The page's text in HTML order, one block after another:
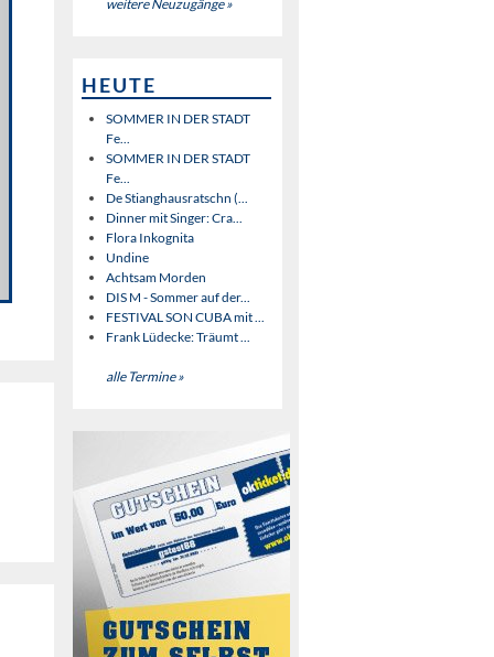
weitere Neuzugänge »
HEUTE
SOMMER IN DER STADT
Fe...
SOMMER IN DER STADT
Fe...
De Stianghausratschn (...
Dinner mit Singer: Cra...
Flora Inkognita
Undine
Achtsam Morden
DIS M - Sommer auf der...
FESTIVAL SON CUBA mit ...
Frank Lüdecke: Träumt ...
alle Termine »